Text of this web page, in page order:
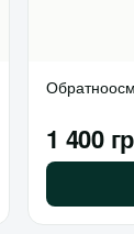
1 400